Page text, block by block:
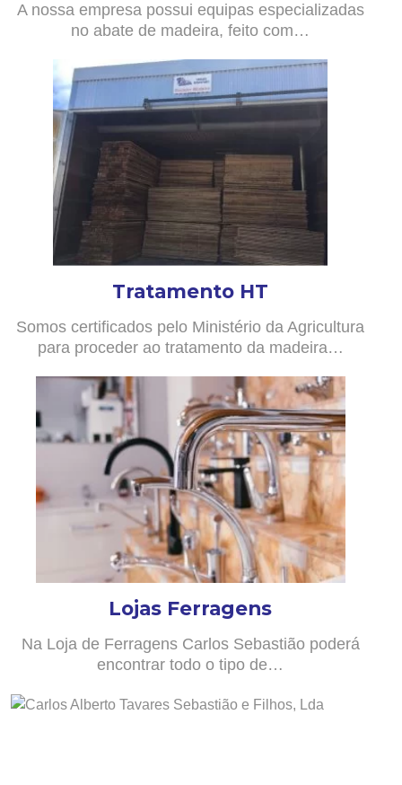
A nossa empresa possui equipas especializadas
no abate de madeira, feito com…
Tratamento HT
Somos certificados pelo Ministério da Agricultura
para proceder ao tratamento da madeira…
Lojas Ferragens
Na Loja de Ferragens Carlos Sebastião poderá
encontrar todo o tipo de…